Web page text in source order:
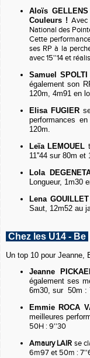
Aloïs GELLENS
Couleurs !Avec
National des
Cette
ses RP à la
avec 15''14 et
Samuel SPOLTI
également son
120m, 4m91 en
Elisa FUGIERse
performances
120m.
Leïa LEMOUEL
11''44 sur 80m et
Lola
Longueur, 1m30
Lena GOUILLET
Saut, 12m52 au
Chez les U14 - Be
Un top 10 pour
Jeanne
également ses
6m30, sur 50m :
Emmie ROCA
meilleures
50H : 9''30
Amaury LAIR se
6m97 et 50m :